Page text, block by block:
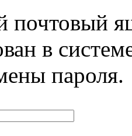
почтовый
в
пароля.